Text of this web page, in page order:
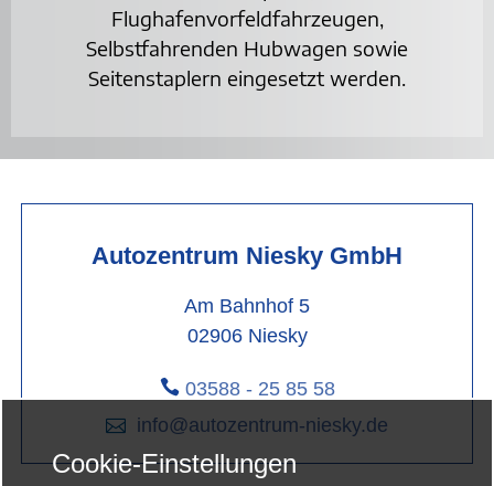
Flughafenvorfeldfahrzeugen,
Selbstfahrenden Hubwagen sowie
Seitenstaplern eingesetzt werden.
Autozentrum Niesky GmbH
Am Bahnhof 5
02906 Niesky
 03588 - 25 85 58
 info@autozentrum-niesky.de
Cookie-Einstellungen